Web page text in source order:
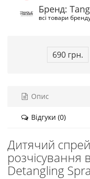
Бренд:
всі товари
690 грн.
Опис
Відгуки (0)
Дитячий
розчісування
Detangling